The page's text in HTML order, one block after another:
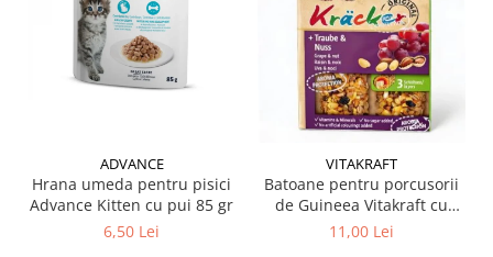
ADVANCE
Hrana umeda pentru pisici
Advance Kitten cu pui 85 gr
6,50 Lei
VITAKRAFT
Batoane pentru porcusorii
de Guineea Vitakraft cu
struguri & nuci 2 buc
11,00 Lei